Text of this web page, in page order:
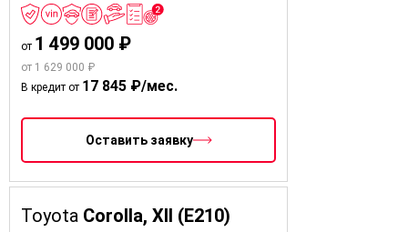
от 1 499 000 ₽
от 1 629 000 ₽
В кредит от 17 845 ₽/мес.
Оставить заявку
Toyota Corolla, XII (E210)